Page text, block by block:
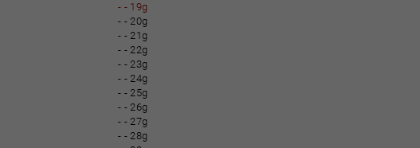
- 19g
- 20g
- 21g
- 22g
- 23g
- 24g
- 25g
- 26g
- 27g
- 28g